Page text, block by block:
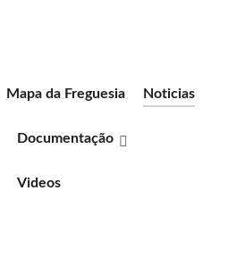
Mapa da Freguesia Noticias
Documentação
Videos